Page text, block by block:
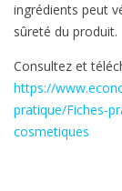
ingrédients peut
sûreté du produit.
Consultez et
https://
pratique/Fiches-
cosmetiques